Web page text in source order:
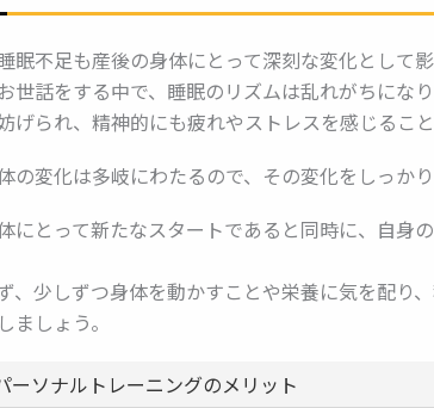
眠不足も産後の身体にとって深刻な変化として影
世話をする中で、睡眠のリズムは乱れがちにな
げられ、精神的にも疲れやストレスを感じること
の変化は多岐にわたるので、その変化をしっか
にとって新たなスタートであると同時に、自身
、少しずつ身体を動かすことや栄養に気を配り
ましょう。
ーソナルトレーニングのメリット